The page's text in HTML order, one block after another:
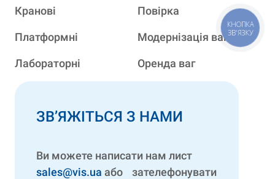
Кранові
Платформні
Лабораторні
Повірка
Модернізація ваг
Оренда ваг
ЗВ’ЯЖІТЬСЯ З НАМИ
Ви можете написати нам лист
sales@vis.ua або зателефонувати
КНОПКА
ЗВ'ЯЗКУ